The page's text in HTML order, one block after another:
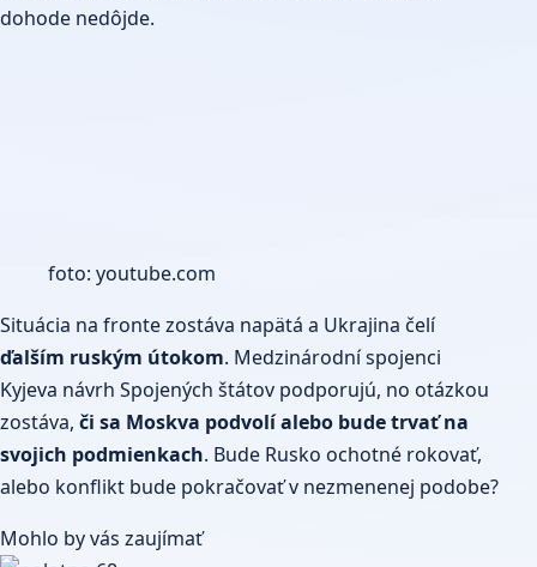
dohode nedôjde.
foto: youtube.com
Situácia na fronte zostáva napätá a Ukrajina čelí
ďalším ruským útokom. Medzinárodní spojenci
Kyjeva návrh Spojených štátov podporujú, no otázkou
zostáva, či sa Moskva podvolí alebo bude trvať na
svojich podmienkach. Bude Rusko ochotné rokovať,
alebo konflikt bude pokračovať v nezmenenej podobe?
Mohlo by vás zaujímať